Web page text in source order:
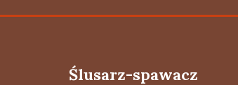
Ślusarz-spawacz